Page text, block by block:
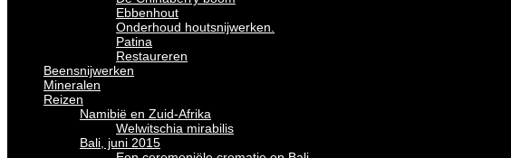
Ebbenhout
Onderhoud houtsnijwerken.
Patina
Restaureren
Beensnijwerken
Mineralen
Reizen
Namibië en Zuid-Afrika
Welwitschia mirabilis
Bali, juni 2015